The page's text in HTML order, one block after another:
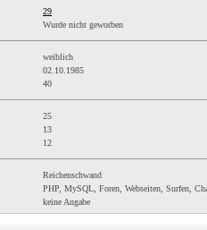
29
Wurde nicht geworben
weiblich
02.10.1985
40
25
13
12
Reichenschwand
PHP, MySQL, Foren, Webseiten, Surfen,
keine Angabe